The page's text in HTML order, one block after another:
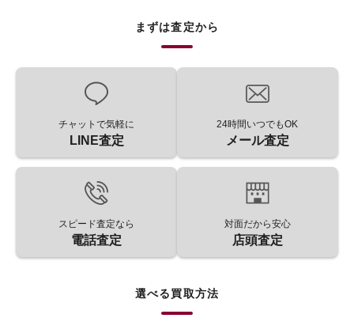
まずは査定から
チャットで気軽に
LINE査定
24時間いつでもOK
メール査定
スピード査定なら
電話査定
対面だから安心
店頭査定
選べる買取方法